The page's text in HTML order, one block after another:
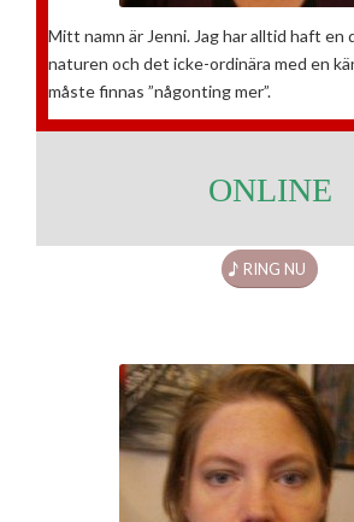
Mitt namn är Jenni. Jag har alltid haft en
naturen och det icke-ordinära med en
måste finnas ”någonting mer”.
ONLINE
RING NU